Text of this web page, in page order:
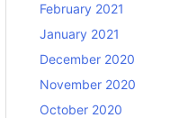
February 2021
January 2021
December 2020
November 2020
October 2020